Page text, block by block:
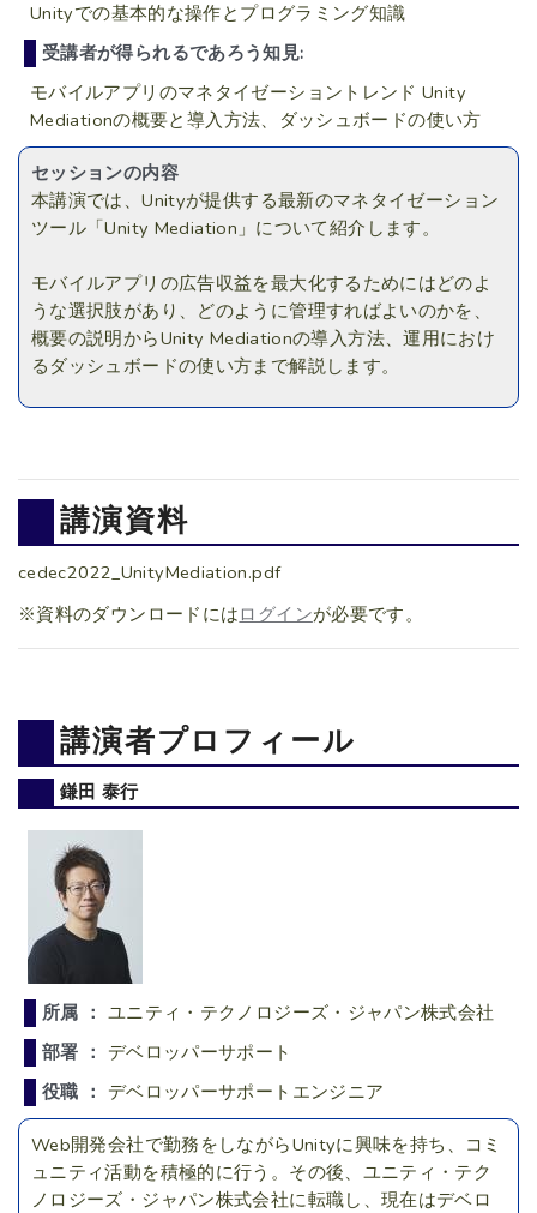
Unityでの基本的な操作とプログラミング知識
受講者が得られるであろう知見:
モバイルアプリのマネタイゼーショントレンド Unity
Mediationの概要と導入方法、ダッシュボードの使い方
セッションの内容
本講演では、Unityが提供する最新のマネタイゼーション
ツール「Unity Mediation」について紹介します。
モバイルアプリの広告収益を最大化するためにはどのよ
うな選択肢があり、どのように管理すればよいのかを、
概要の説明からUnity Mediationの導入方法、運用におけ
るダッシュボードの使い方まで解説します。
講演資料
cedec2022_UnityMediation.pdf
※資料のダウンロードには ログインが必要です。
講演者プロフィール
鎌田 泰行
所属 ： ユニティ・テクノロジーズ・ジャパン株式会社
部署 ： デベロッパーサポート
役職 ： デベロッパーサポートエンジニア
Web開発会社で勤務をしながらUnityに興味を持ち、コミ
ュニティ活動を積極的に行う。その後、ユニティ・テク
ノロジーズ・ジャパン株式会社に転職し、現在はデベロ